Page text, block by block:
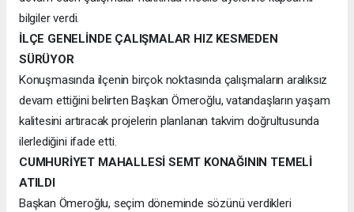
bilgiler verdi.
İLÇE GENELİNDE ÇALIŞMALAR HIZ KESMEDEN
SÜRÜYOR
Konuşmasında ilçenin birçok noktasında çalışmaların aralıksız
devam ettiğini belirten Başkan Ömeroğlu, vatandaşların yaşam
kalitesini artıracak projelerin planlanan takvim doğrultusunda
ilerlediğini ifade etti.
CUMHURİYET MAHALLESİ SEMT KONAĞININ TEMELİ
ATILDI
Başkan Ömeroğlu, seçim döneminde sözünü verdikleri